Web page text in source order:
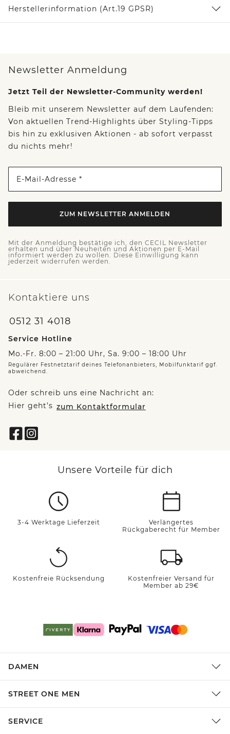
Herstellerinformation (Art.19 GPSR)
Newsletter Anmeldung
Jetzt Teil der Newsletter-Community werden!
Bleib mit unserem Newsletter auf dem Laufenden:
Von aktuellen Trend-Highlights über Styling-Tipps
bis hin zu exklusiven Aktionen - ab sofort verpasst
du nichts mehr!
E-Mail-Adresse *
ZUM NEWSLETTER ANMELDEN
Mit der Anmeldung bestätige ich, den CECIL Newsletter
erhalten und über Neuheiten und Aktionen per E-Mail
informiert werden zu wollen. Diese Einwilligung kann
jederzeit widerrufen werden.
Kontaktiere uns
0512 31 4018
Service Hotline
Mo.-Fr. 8:00 – 21:00 Uhr, Sa. 9:00 – 18:00 Uhr
Regulärer Festnetztarif deines Telefonanbieters, Mobilfunktarif ggf.
abweichend.
Oder schreib uns eine Nachricht an:
Hier geht’s zum Kontaktformular
Unsere Vorteile für dich
3-4 Werktage Lieferzeit
Verlängertes
Rückgaberecht für Member
Kostenfreie Rücksendung
Kostenfreier Versand für
Member ab 29€
DAMEN
STREET ONE MEN
SERVICE